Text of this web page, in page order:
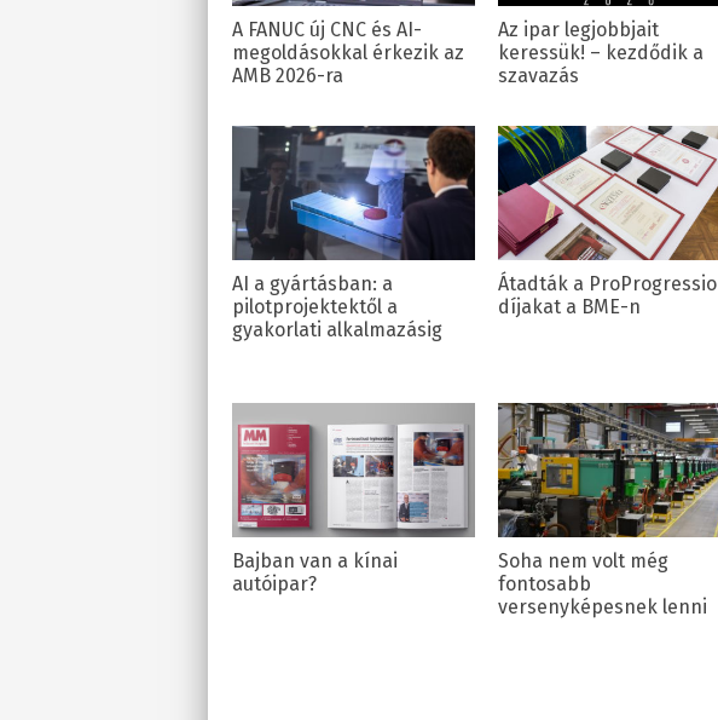
A FANUC új CNC és AI-
megoldásokkal érkezik az
AMB 2026-ra
Az ipar legjobbjait
keressük! – kezdődik a
szavazás
AI a gyártásban: a
pilotprojektektől a
gyakorlati alkalmazásig
Átadták a ProProgressio
díjakat a BME-n
Bajban van a kínai
autóipar?
Soha nem volt még
fontosabb
versenyképesnek lenni